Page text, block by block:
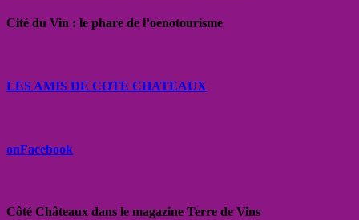
Cité du Vin : le phare de l’oenotourisme
LES AMIS DE COTE CHATEAUX
onFacebook
Côté Châteaux dans le magazine Terre de Vins